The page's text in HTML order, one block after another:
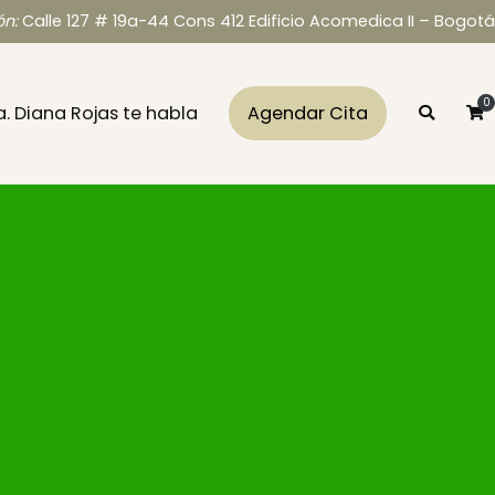
Calle 127 # 19a-44 Cons 412 Edificio Acomedica II – Bogotá
Diana Rojas te habla Agendar Cita 0